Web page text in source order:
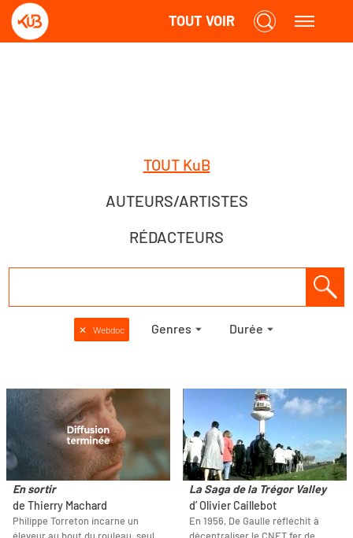
TOUT VOIR
TOUT KuB
AUTEURS/ARTISTES
RÉDACTEURS
✕ Webdoc Genres Durée
En sortir
de Thierry Machard
Philippe Torreton incarne un
La Saga de la Trégor Valley
d’ Olivier Caillebot
En 1956, De Gaulle réfléchit à